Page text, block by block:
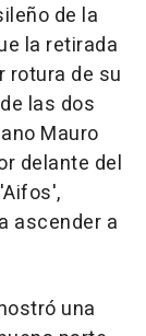
de la
la retirada
rotura de su
las dos
Mauro
delante del
ascender a
una